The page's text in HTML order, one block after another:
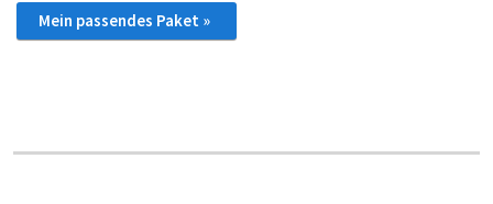
Mein passendes Paket »